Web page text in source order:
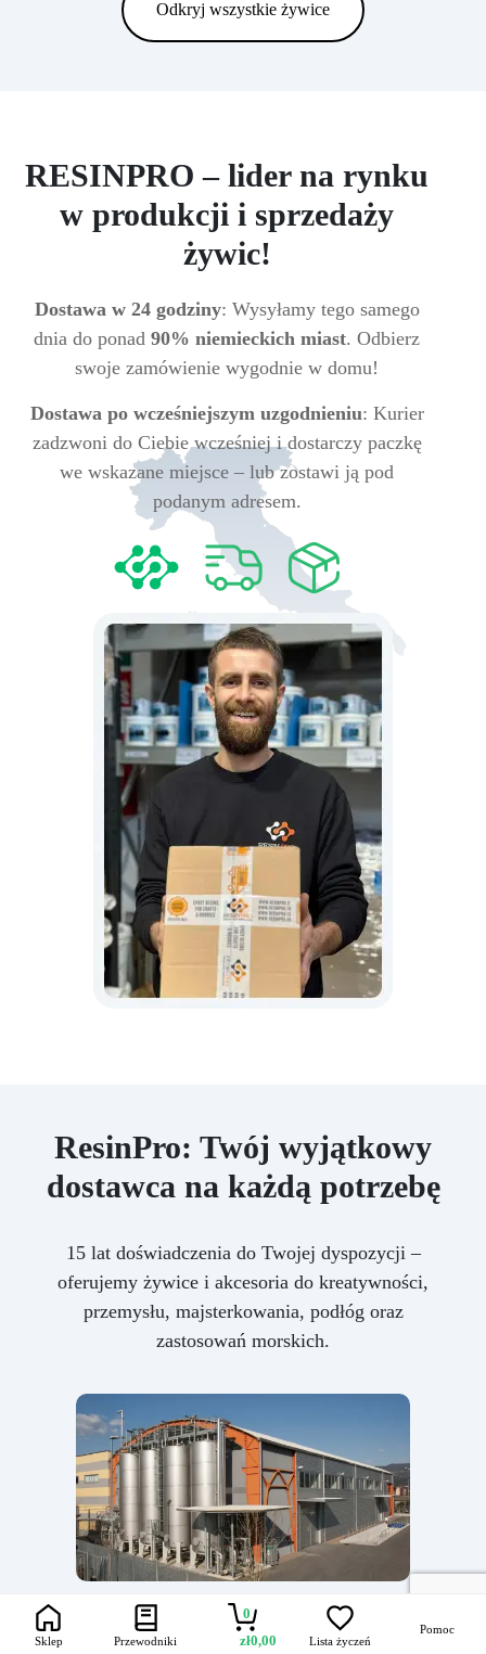
Odkryj wszystkie żywice
RESINPRO – lider na rynku
w produkcji i sprzedaży
żywic!
Dostawa w 24 godziny: Wysyłamy tego samego
dnia do ponad 90% niemieckich miast. Odbierz
swoje zamówienie wygodnie w domu!
Dostawa po wcześniejszym uzgodnieniu: Kurier
zadzwoni do Ciebie wcześniej i dostarczy paczkę
we wskazane miejsce – lub zostawi ją pod
podanym adresem.
ResinPro: Twój wyjątkowy
dostawca na każdą potrzebę
15 lat doświadczenia do Twojej dyspozycji –
oferujemy żywice i akcesoria do kreatywności,
przemysłu, majsterkowania, podłóg oraz
zastosowań morskich.
Sklep Przewodniki
0
zł0,00 Lista życzeń
Pomoc